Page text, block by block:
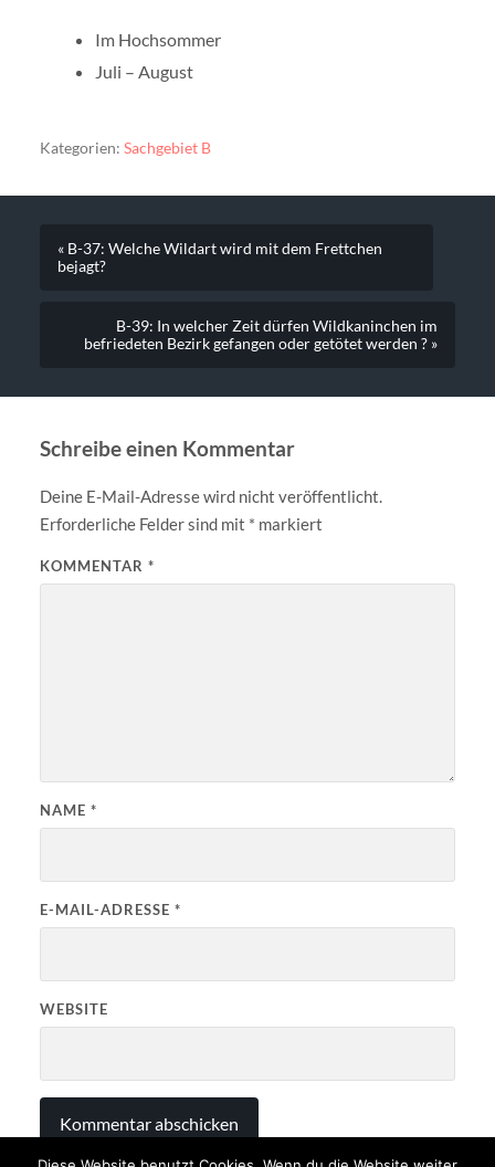
Im Hochsommer
Juli – August
Kategorien: Sachgebiet B
« B-37: Welche Wildart wird mit dem Frettchen
bejagt?
B-39: In welcher Zeit dürfen Wildkaninchen im
befriedeten Bezirk gefangen oder getötet werden ? »
Schreibe einen Kommentar
Deine E-Mail-Adresse wird nicht veröffentlicht.
Erforderliche Felder sind mit * markiert
KOMMENTAR *
NAME *
E-MAIL-ADRESSE *
WEBSITE